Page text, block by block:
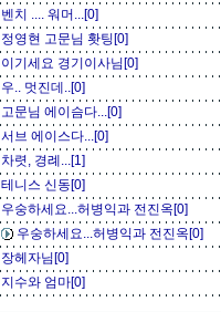
벤치 .... 워머...[0]
정영현 고문님 홧팅[0]
이기세요 경기이사님[0]
우.. 멋진데..[0]
고문님 에이슴다...[0]
서브 에이스다...[0]
차렷, 경례...[1]
테니스 신동[0]
우숭하세요...허병익과 전진옥[0]
우숭하세요...허병익과 전진옥[0]
장헤자님[0]
지수와 엄마[0]